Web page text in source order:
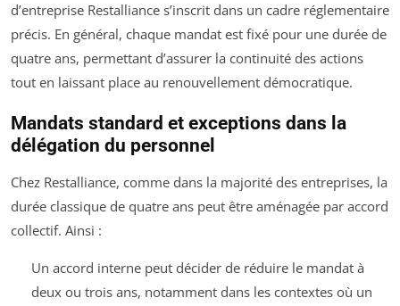
d’entreprise Restalliance s’inscrit dans un cadre réglementaire
précis. En général, chaque mandat est fixé pour une durée de
quatre ans, permettant d’assurer la continuité des actions
tout en laissant place au renouvellement démocratique.
Mandats standard et exceptions dans la
délégation du personnel
Chez Restalliance, comme dans la majorité des entreprises, la
durée classique de quatre ans peut être aménagée par accord
collectif. Ainsi :
Un accord interne peut décider de réduire le mandat à
deux ou trois ans, notamment dans les contextes où un